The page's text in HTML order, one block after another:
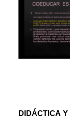
DIDÁCTICA